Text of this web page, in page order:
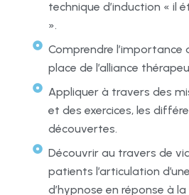
technique d’induction « il
».
Comprendre l’importance
place de l’alliance
Appliquer à travers des
et des exercices, les
découvertes.
Découvrir au travers de
patients l’articulation
d’hypnose en réponse à